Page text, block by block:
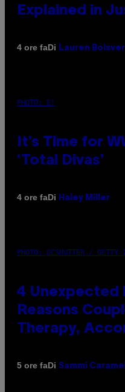
Explained in
4 ore faDi Lauren
PHOTO: E!
It’s Time for
‘Total Divas’
4 ore faDi Haley Miller
PHOTO: GCSHUTTER / GETTY
4 Unexpected
Reasons
Therapy,
5 ore faDi Sammi